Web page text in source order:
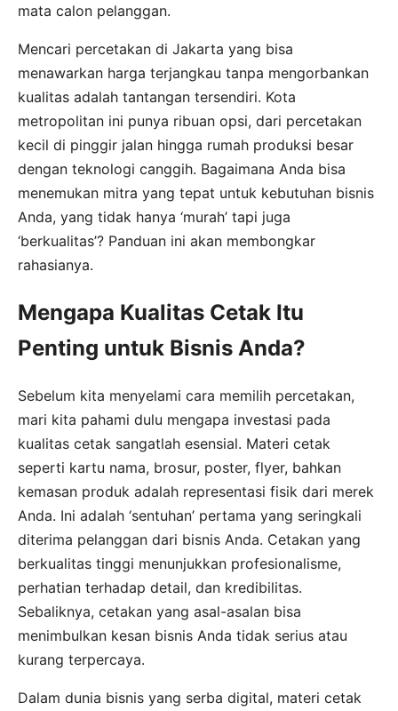
mata calon pelanggan.
Mencari percetakan di Jakarta yang bisa
menawarkan harga terjangkau tanpa mengorbankan
kualitas adalah tantangan tersendiri. Kota
metropolitan ini punya ribuan opsi, dari percetakan
kecil di pinggir jalan hingga rumah produksi besar
dengan teknologi canggih. Bagaimana Anda bisa
menemukan mitra yang tepat untuk kebutuhan bisnis
Anda, yang tidak hanya ‘murah’ tapi juga
‘berkualitas’? Panduan ini akan membongkar
rahasianya.
Mengapa Kualitas Cetak Itu
Penting untuk Bisnis Anda?
Sebelum kita menyelami cara memilih percetakan,
mari kita pahami dulu mengapa investasi pada
kualitas cetak sangatlah esensial. Materi cetak
seperti kartu nama, brosur, poster, flyer, bahkan
kemasan produk adalah representasi fisik dari merek
Anda. Ini adalah ‘sentuhan’ pertama yang seringkali
diterima pelanggan dari bisnis Anda. Cetakan yang
berkualitas tinggi menunjukkan profesionalisme,
perhatian terhadap detail, dan kredibilitas.
Sebaliknya, cetakan yang asal-asalan bisa
menimbulkan kesan bisnis Anda tidak serius atau
kurang terpercaya.
Dalam dunia bisnis yang serba digital, materi cetak